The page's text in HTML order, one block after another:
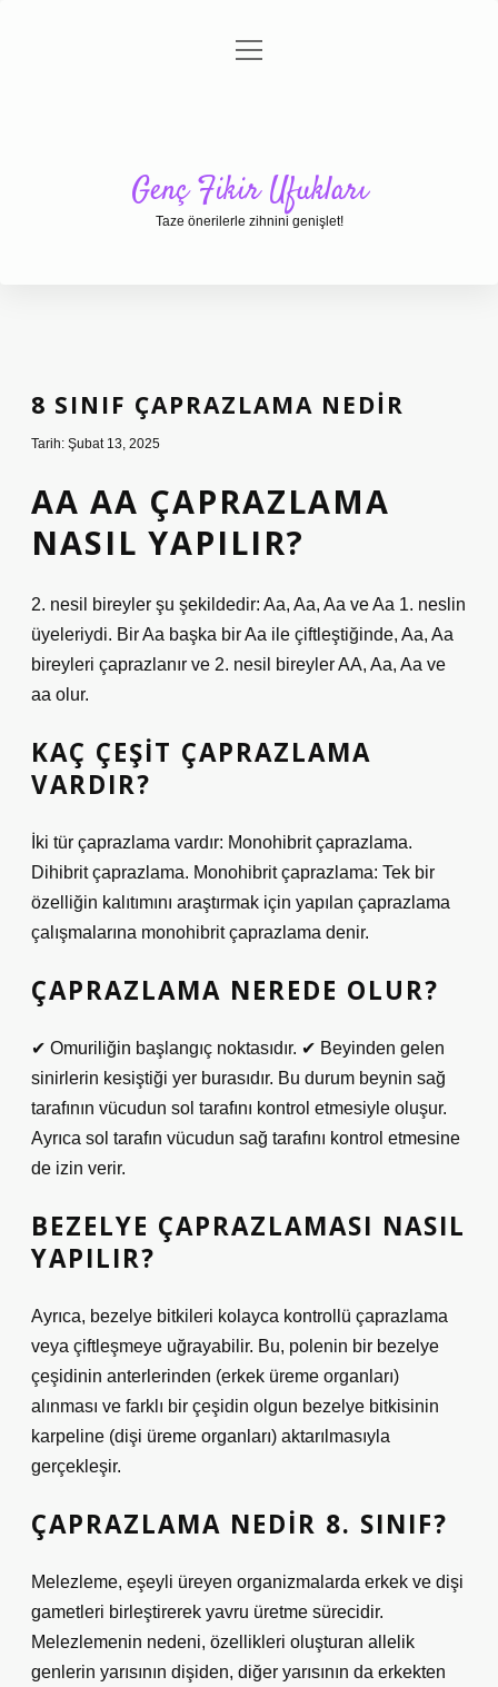
Gizlilik Politikası
menüyü
Genç Fikir Ufukları
Taze önerilerle zihnini genişlet!
8 SINIF ÇAPRAZLAMA NEDIR
Tarih: Şubat 13, 2025
AA AA ÇAPRAZLAMA
NASIL YAPILIR?
2. nesil bireyler şu şekildedir: Aa, Aa, Aa ve Aa 1. neslin
üyeleriydi. Bir Aa başka bir Aa ile çiftleştiğinde, Aa, Aa
bireyleri çaprazlanır ve 2. nesil bireyler AA, Aa, Aa ve
aa olur.
KAÇ ÇEŞIT ÇAPRAZLAMA
VARDIR?
İki tür çaprazlama vardır: Monohibrit çaprazlama.
Dihibrit çaprazlama. Monohibrit çaprazlama: Tek bir
özelliğin kalıtımını araştırmak için yapılan çaprazlama
çalışmalarına monohibrit çaprazlama denir.
ÇAPRAZLAMA NEREDE OLUR?
✔ Omuriliğin başlangıç ​​noktasıdır. ✔ Beyinden gelen
sinirlerin kesiştiği yer burasıdır. Bu durum beynin sağ
tarafının vücudun sol tarafını kontrol etmesiyle oluşur.
Ayrıca sol tarafın vücudun sağ tarafını kontrol etmesine
de izin verir.
BEZELYE ÇAPRAZLAMASI NASIL
YAPILIR?
Ayrıca, bezelye bitkileri kolayca kontrollü çaprazlama
veya çiftleşmeye uğrayabilir. Bu, polenin bir bezelye
çeşidinin anterlerinden (erkek üreme organları)
alınması ve farklı bir çeşidin olgun bezelye bitkisinin
karpeline (dişi üreme organları) aktarılmasıyla
gerçekleşir.
ÇAPRAZLAMA NEDIR 8. SINIF?
Melezleme, eşeyli üreyen organizmalarda erkek ve dişi
gametleri birleştirerek yavru üretme sürecidir.
Melezlemenin nedeni, özellikleri oluşturan allelik
genlerin yarısının dişiden, diğer yarısının da erkekten